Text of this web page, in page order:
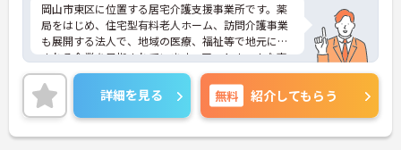
岡山市東区に位置する居宅介護支援事業所です。薬
局をはじめ、住宅型有料老人ホーム、訪問介護事業
も展開する法人で、地域の医療、福祉等で地元に愛
される企業を目指されています。アットホームな事
業所で相談しやすい環境です。ご興味のある方に
は、面接対策ポイントなど、さらに詳細をお話しい
たしますのでお気軽にご相談ください！
詳細を見る 無料 紹介してもらう